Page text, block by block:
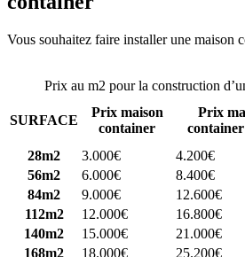
Vous souhaitez faire installer une maison
Prix au m2 pour la construction
SURFACE
Prix maison
container
Prix
28m2
3.000€ 4.200€
56m2
6.000€ 8.400€
84m2
9.000€ 12.600€
112m2
12.000€ 16.800€
140m2
15.000€ 21.000€
168m2
18.000€ 25.200€